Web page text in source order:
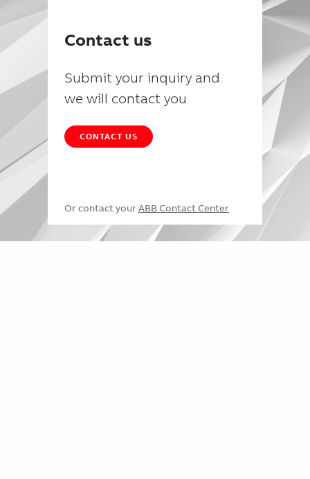
Contact us
Submit your inquiry and
we will contact you
CONTACT US
Or contact your ABB Contact Center